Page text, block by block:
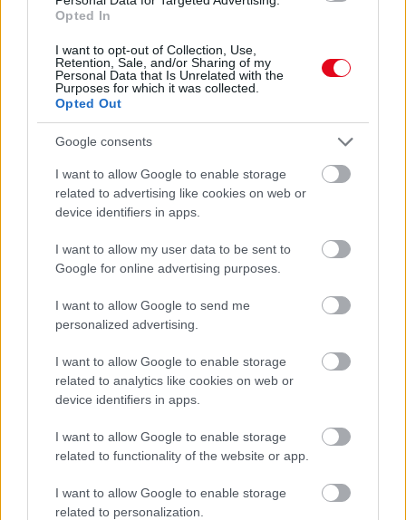
Opted In
I want to opt-out of Collection, Use,
Retention, Sale, and/or Sharing of my
Personal Data that Is Unrelated with the
Purposes for which it was collected.
Opted Out
Google consents
I want to allow Google to enable storage
related to advertising like cookies on web or
device identifiers in apps.
I want to allow my user data to be sent to
Google for online advertising purposes.
I want to allow Google to send me
personalized advertising.
I want to allow Google to enable storage
related to analytics like cookies on web or
device identifiers in apps.
I want to allow Google to enable storage
related to functionality of the website or app.
I want to allow Google to enable storage
related to personalization.
Egyre több embernél jelentkezik ez a hiányállapot – az
első jelek szinte észrevehetetlenek
Ha ezt érzed evés után, a szervezeted fontos dologra
próbál figyelmeztetni